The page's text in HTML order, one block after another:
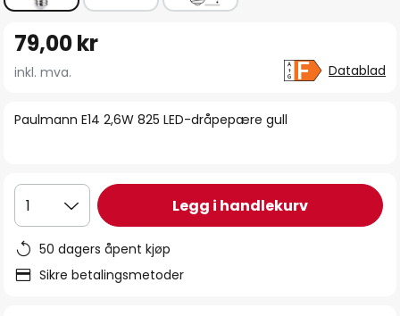
begynnelsen
bildegalleri
Paulmann E14 2,6W 825 LED-dråpepære gull
79,00 kr
inkl. mva. Datablad
1 Legg i handlekurv
50 dagers åpent kjøp
Sikre betalingsmetoder